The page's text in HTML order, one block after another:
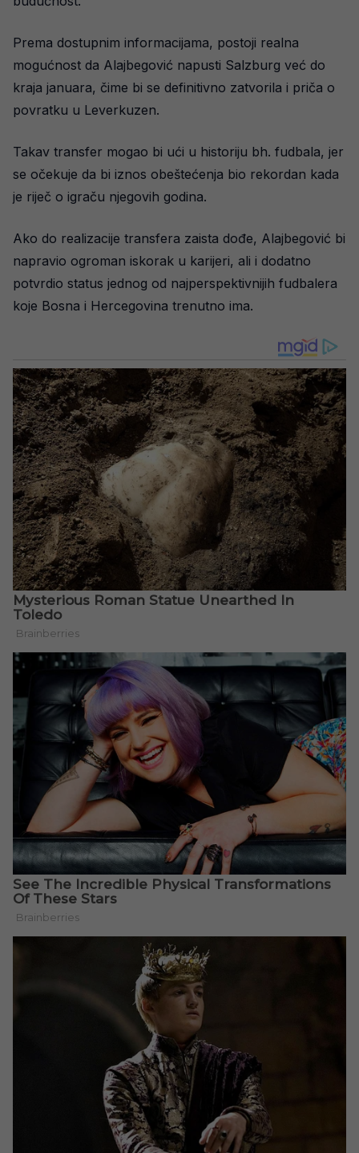
Prema dostupnim informacijama, postoji realna
mogućnost da Alajbegović napusti Salzburg već do
kraja januara, čime bi se definitivno zatvorila i priča o
povratku u Leverkuzen.
Takav transfer mogao bi ući u historiju bh. fudbala, jer
se očekuje da bi iznos obeštećenja bio rekordan kada
je riječ o igraču njegovih godina.
Ako do realizacije transfera zaista dođe, Alajbegović bi
napravio ogroman iskorak u karijeri, ali i dodatno
potvrdio status jednog od najperspektivnijih fudbalera
koje Bosna i Hercegovina trenutno ima.